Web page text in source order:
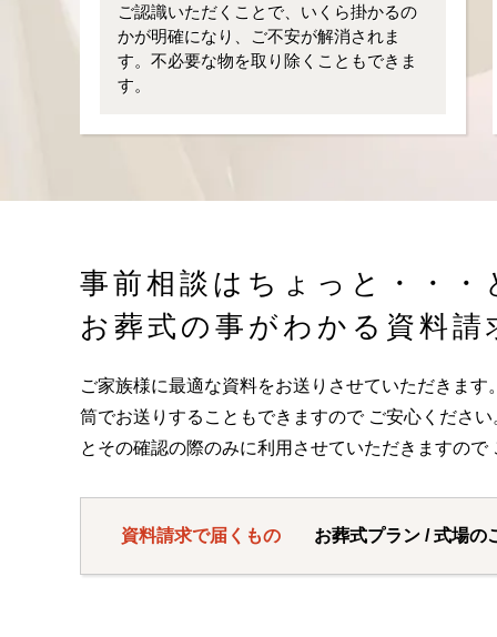
ご認識いただくことで、いくら掛かるの
かが明確になり、ご不安が解消されま
す。不必要な物を取り除くこともできま
す。
事前相談はちょっと・・・
お葬式の事がわかる資料
ご家族様に最適な資料をお送りさせていただきま
筒でお送りすることもできますので ご安心くださ
とその確認の際のみに利用させていただきますので
資料請求で届くもの お葬式プラン / 式場の